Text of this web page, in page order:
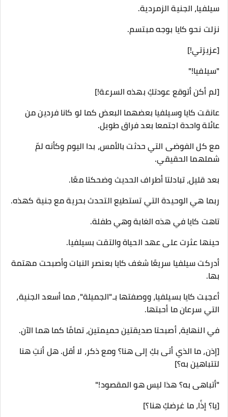
سيلفيا، الجنية الزمردية.
نزلت نحو كايا بوجه مبتسم.
[عزيزتي!]
"سيلفيا!"
[لم أكن أتوقع عودتكِ بهذه السرعة!]
عانقت كايا وسيلفيا بعضهما البعض كما لو كانا فردين من
عائلة واحدة اجتمعا بعد فراق طويل.
مع كل الفوضى التي حدثت بالأمس، بدا اليوم وكأنه لمّ
شملهما الحقيقي.
بعد قليل، تبادلتا أطراف الحديث وضحكتا معًا.
ربما هي الوحيدة التي تستطيع التحدث بحرية مع جنية كهذه.
تاهت كايا في هذه الغابة وهي طفلة.
حينها عثرت على عهد الحياة والتقت بسيلفيا.
أدركت سيلفيا سريعًا شغف كايا بعنصر النبات وأصبحت مهتمة
بها.
أعجبت كايا بسيلفيا، ووصفتها بـ"الجميلة"، مما أسعد الجنية،
التي سرعان ما أحبتها.
في النهاية، أصبحتا صديقتين حميمتين، تمامًا كما هما الآن.
[إذن، ما الذي أتى بكِ إلى هنا؟ ومع ذكر، لا أقل. هل أنتِ هنا
لتتباهين به؟]
"أتباهى به؟ ​​هذا ليس هو المقصود!"
[يا؟ إذًا، ما غرضكِ هنا؟]